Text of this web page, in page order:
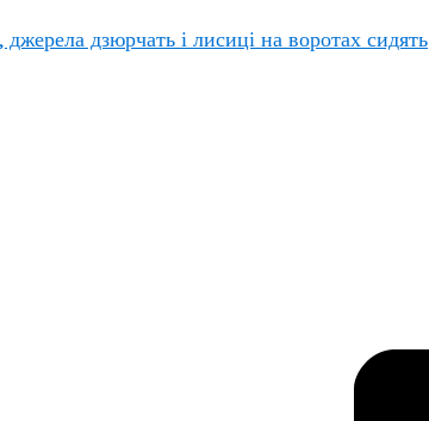
дзюрчать і лисиці на воротах сидять